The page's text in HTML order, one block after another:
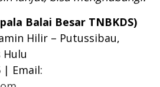
Balai Besar TNBKDS)
Hilir – Putussibau,
Hulu
| Email: